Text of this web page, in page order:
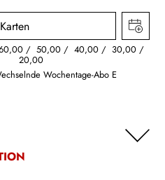
Karten
50,00 40,00 30,00
20,00
Wochentage-Abo E